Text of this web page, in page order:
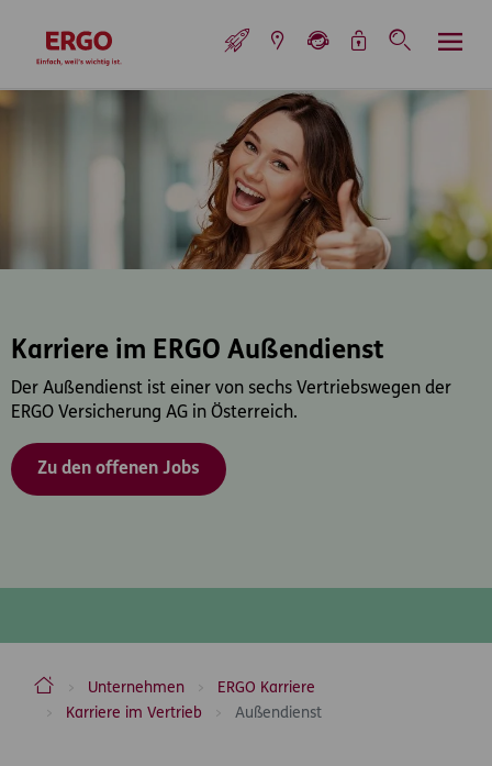
zur Startseite
Karriere im ERGO Außendienst
Der Außendienst ist einer von sechs Vertriebswegen der
ERGO Versicherung AG in Österreich.
Zu den offenen Jobs
ERGO Versicherung Aktiengesellschaft
Unternehmen
ERGO Karriere
Karriere im Vertrieb
Außendienst